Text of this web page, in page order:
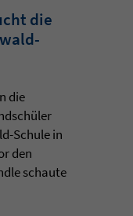
die
die
Schule in
den
schaute